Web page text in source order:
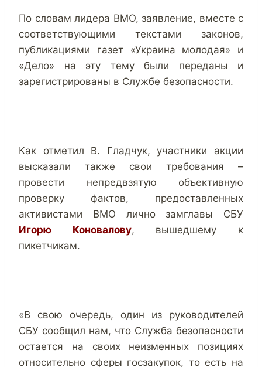
По словам лидера ВМО, заявление, вместе с
соответствующими текстами законов,
публикациями газет «Украина молодая» и
«Дело» на эту тему были переданы и
зарегистрированы в Службе безопасности.
Как отметил В. Гладчук, участники акции
высказали также свои требования –
провести непредвзятую объективную
проверку фактов, предоставленных
активистами ВМО лично замглавы СБУ
Игорю Коновалову, вышедшему к
пикетчикам.
«В свою очередь, один из руководителей
СБУ сообщил нам, что Служба безопасности
остается на своих неизменных позициях
относительно сферы госзакупок, то есть на